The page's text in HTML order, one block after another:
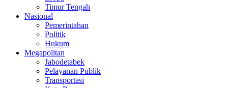
Timur Tengah
Nasional
Pemerintahan
Politik
Hukum
Megapolitan
Jabodetabek
Pelayanan Publik
Transportasi